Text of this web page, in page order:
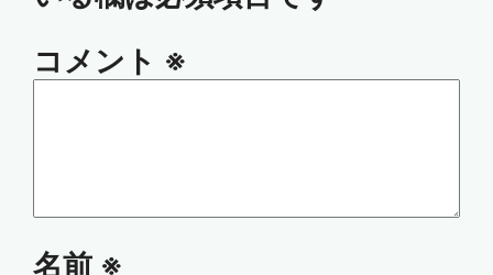
コメント ※
名前 ※